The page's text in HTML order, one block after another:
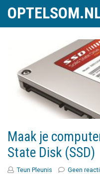
Maak je
State Disk (SSD)
Teun Pleunis Geen